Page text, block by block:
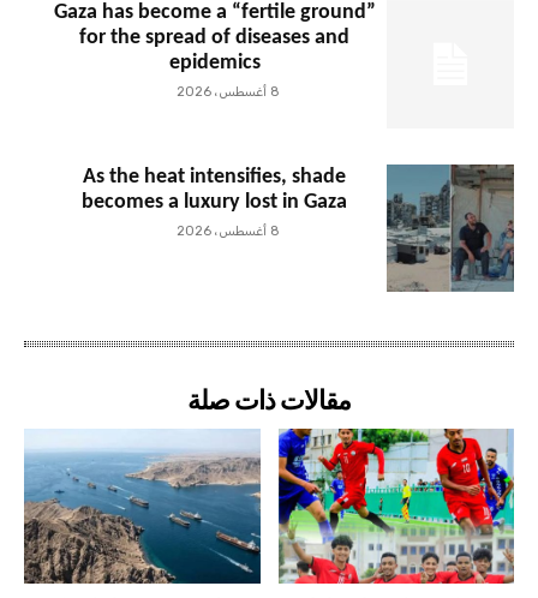
Gaza has become a “fertile ground”
for the spread of diseases and
epidemics
8 أغسطس، 2026
As the heat intensifies, shade
becomes a luxury lost in Gaza
8 أغسطس، 2026
مقالات ذات صلة